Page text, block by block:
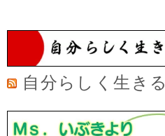
自分らしく生きる